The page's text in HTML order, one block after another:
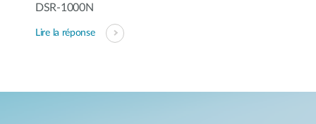
DSR-1000N
Lire la réponse